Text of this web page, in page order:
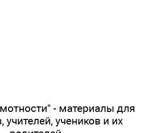
- материалы для
учителей, учеников и их